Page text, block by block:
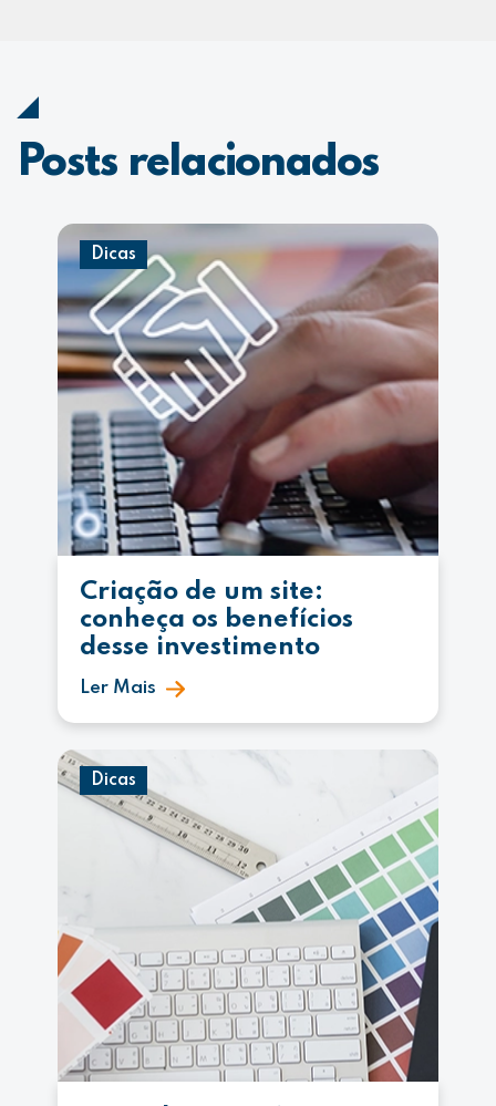
Posts relacionados
Dicas
Criação de um site:
conheça os benefícios
desse investimento
Ler Mais
Dicas